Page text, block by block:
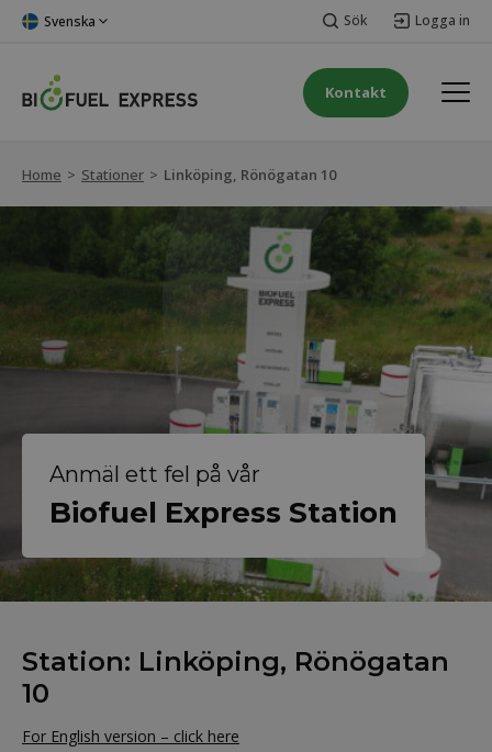
Svenska Sök Logga in
Kontakt
Home > Stationer > Linköping, Rönögatan 10
Anmäl ett fel på vår
Biofuel Express Station
Station: Linköping, Rönögatan
10
For English version – click here